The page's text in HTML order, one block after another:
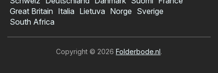
Great Britain Italia Lietuva Norge Sverige
South Africa
Copyright © 2026 Folderbode.nl.